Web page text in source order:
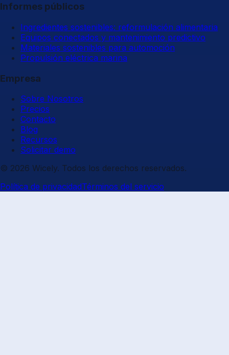
Informes públicos
Ingredientes sostenibles: reformulación alimentaria
Equipos conectados y mantenimiento predictivo
Materiales sostenibles para automoción
Propulsión eléctrica marina
Empresa
Sobre Nosotros
Precios
Contacto
Blog
Recursos
Solicitar demo
© 2026 Wicely. Todos los derechos reservados.
Política de privacidadTérminos del servicio